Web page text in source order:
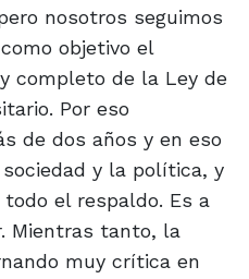
nosotros seguimos
objetivo el
completo de la Ley de
Por eso
de dos años y en eso
y la política, y
el respaldo. Es a
Mientras tanto, la
muy crítica en